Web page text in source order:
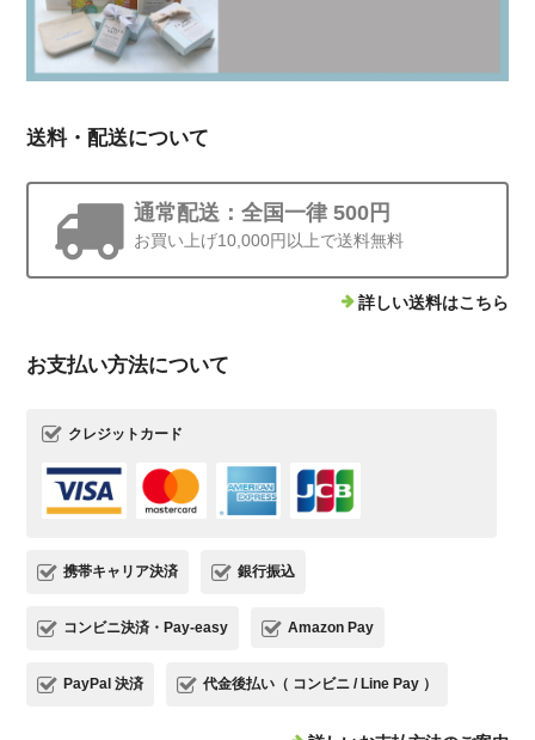
送料・配送について
通常配送：全国一律 500円
お買い上げ10,000円以上で送料無料
詳しい送料はこちら
お支払い方法について
クレジットカード
携帯キャリア決済 銀行振込
コンビニ決済・Pay-easy Amazon Pay
PayPal 決済 代金後払い（ コンビニ / Line Pay ）